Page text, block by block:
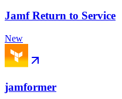
Jamf Return to Service
New
jamformer